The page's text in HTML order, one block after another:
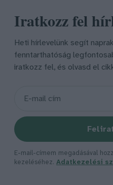
Iratkozz fel
Heti hírlevelünk segít
fenntarthatóság
iratkozz fel, és olvasd el
E-mail-címem megadásával
kezeléséhez. Adatkezelési